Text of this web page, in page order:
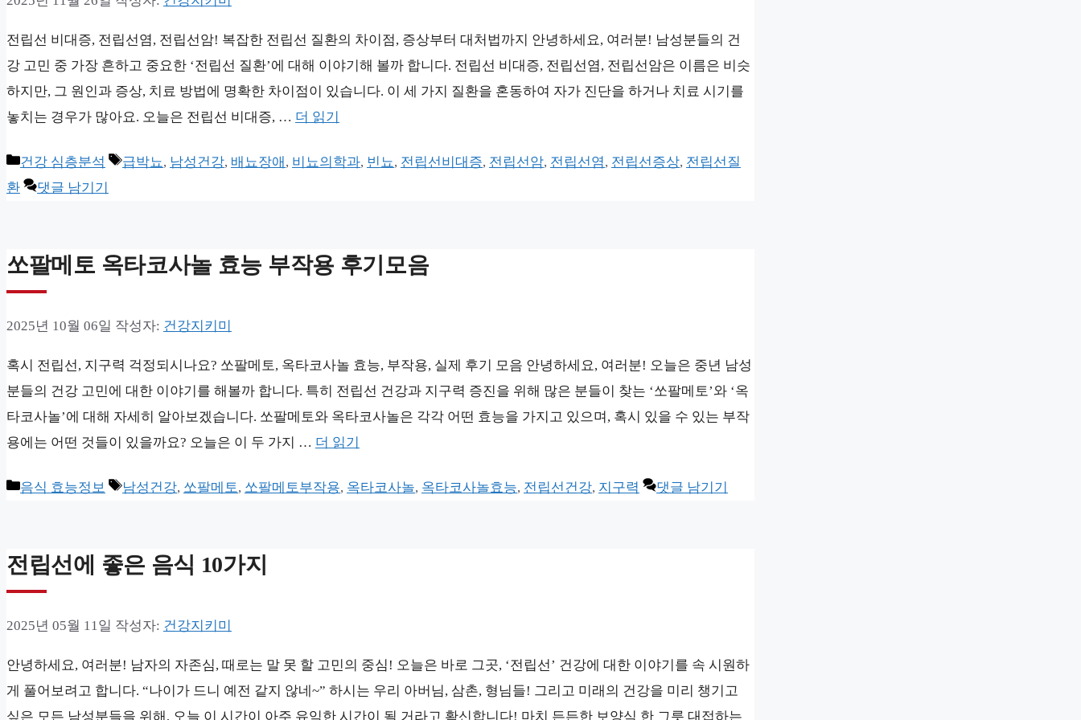
전립선 비대증, 전립선염, 전립선암! 복잡한 전립선 질환의 차이점, 증상부터 대처법까지 안녕하세요, 여러분! 남성분들의 건
강 고민 중 가장 흔하고 중요한 ‘전립선 질환’에 대해 이야기해 볼까 합니다. 전립선 비대증, 전립선염, 전립선암은 이름은 비슷
하지만, 그 원인과 증상, 치료 방법에 명확한 차이점이 있습니다. 이 세 가지 질환을 혼동하여 자가 진단을 하거나 치료 시기를
놓치는 경우가 많아요. 오늘은 전립선 비대증, … 더 읽기
카
테
건강 심층분석
태
급박뇨, 남성건강, 배뇨장애 , 비뇨의학과, 빈뇨, 전립선비대증, 전립선암, 전립선염, 전립선증상, 전립선질
환
댓글 남기기
쏘팔메토 옥타코사놀 효능 부작용 후기모음
2025년 10월 06일 작성자: 건강지키미
혹시 전립선, 지구력 걱정되시나요? 쏘팔메토, 옥타코사놀 효능, 부작용, 실제 후기 모음 안녕하세요, 여러분! 오늘은 중년 남성
분들의 건강 고민에 대한 이야기를 해볼까 합니다. 특히 전립선 건강과 지구력 증진을 위해 많은 분들이 찾는 ‘쏘팔메토’와 ‘옥
타코사놀’에 대해 자세히 알아보겠습니다. 쏘팔메토와 옥타코사놀은 각각 어떤 효능을 가지고 있으며, 혹시 있을 수 있는 부작
용에는 어떤 것들이 있을까요? 오늘은 이 두 가지 … 더 읽기
카
리
음식 효능정보
태
남성건강, 쏘팔메토, 쏘팔메토부작용, 옥타코사놀, 옥타코사놀효능, 전립선건강, 지구력 댓글 남기기
전립선에 좋은 음식 10가지
2025년 05월 11일 작성자: 건강지키미
안녕하세요, 여러분! 남자의 자존심, 때로는 말 못 할 고민의 중심! 오늘은 바로 그곳, ‘전립선’ 건강에 대한 이야기를 속 시원하
게 풀어보려고 합니다. “나이가 드니 예전 같지 않네~” 하시는 우리 아버님, 삼촌, 형님들! 그리고 미래의 건강을 미리 챙기고
싶은 모든 남성분들을 위해, 오늘 이 시간이 아주 유익한 시간이 될 거라고 확신합니다! 마치 든든한 보양식 한 그릇 대접하는